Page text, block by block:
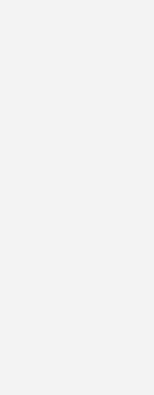
in der
&